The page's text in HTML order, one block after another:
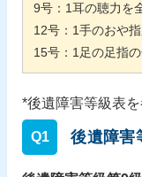
9号： 1耳の聴力を
12号： 1手のおや
15号： 1 足の足指
*後遺障害等級表
Q1 後遺障害